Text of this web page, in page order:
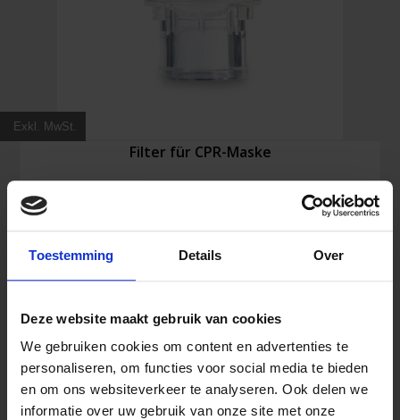
Toestemming Details Over
Deze website maakt gebruik van cookies
We gebruiken cookies om content en advertenties te
personaliseren, om functies voor social media te bieden
en om ons websiteverkeer te analyseren. Ook delen we
informatie over uw gebruik van onze site met onze
Exkl. MwSt.
Filter für CPR-Maske
3,16€Inkl. MwSt.
Filter
für
CPR-